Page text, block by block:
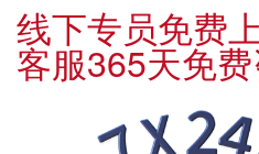
线下专员免费
客服365天免